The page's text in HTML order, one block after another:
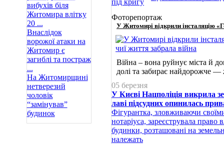
вибухів біля
Житомира влітку
20 ...
Внаслідок
ворожої атаки на
Житомир є
загиблі та постраж
...
На Житомирщині
нетверезий
чоловік
“замінував”
будинок
Фоторепортаж
У Житомирі відкрили інсталяцію
Війна – вона руйнує міста й
долі та забирає найдорожче
05 березня
У Києві Нацполіція викрила
лаві підсудних опинилась
Фігурантка, зловживаючи
нотаріуса, зареєструвала право
будинки, розташовані на
належать